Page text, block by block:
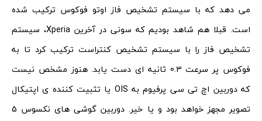
می دهد که با سیستم تشخیص فاز اوتو فوکوس ترکیب شده
است. قبلا هم شاهد بودیم که سونی در آخرین Xperia، سیستم
تشخیص فاز را با سیستم تشخیص کنتراست ترکیب کرد تا به
فوکوس پر سرعت 0.3 ثانیه ای دست یابد. هنوز مشخص نیست
که دوربین اچ تی سی پرفیوم به OIS یا تثبیت کننده ی اپتیکال
تصویر مجهز خواهد بود و یا خیر. دوربین گوشی های نکسوس 5